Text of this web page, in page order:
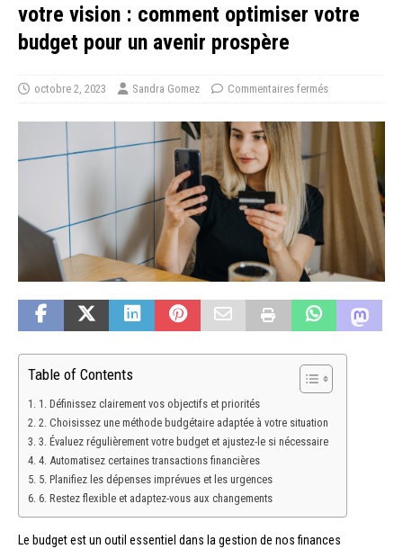
votre vision : comment optimiser votre
budget pour un avenir prospère
octobre 2, 2023 Sandra Gomez Commentaires fermés
Table of Contents
1. Définissez clairement vos objectifs et priorités
2. Choisissez une méthode budgétaire adaptée à votre situation
3. Évaluez régulièrement votre budget et ajustez-le si nécessaire
4. Automatisez certaines transactions financières
5. Planifiez les dépenses imprévues et les urgences
6. Restez flexible et adaptez-vous aux changements
Le budget est un outil essentiel dans la gestion de nos finances